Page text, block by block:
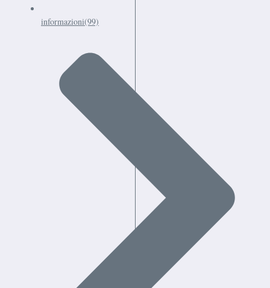
informazioni(99)